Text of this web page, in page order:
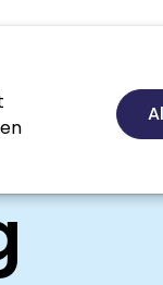
Certificeren